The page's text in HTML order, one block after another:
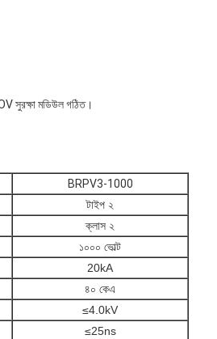
সুরক্ষা মডিউল গঠিত।
BRPV3-1000
টাইপ ২
ক্লাস ২
১০০০ ভোল্ট
20kA
৪০ কেএ
≤4.0kV
≤25ns